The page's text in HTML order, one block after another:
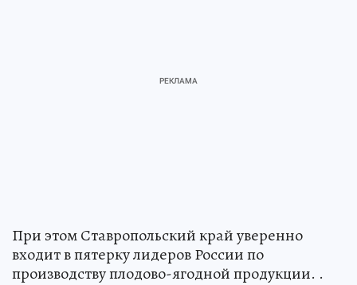
При этом Ставропольский край уверенно
входит в пятерку лидеров России по
производству плодово-ягодной продукции. .